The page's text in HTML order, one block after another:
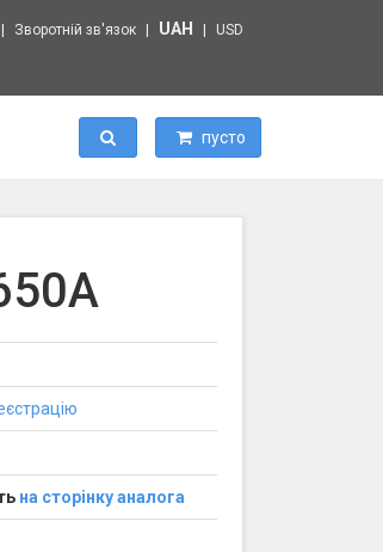
Зворотній зв'язок UAH USD
пусто
Пошук
на сторінку аналога